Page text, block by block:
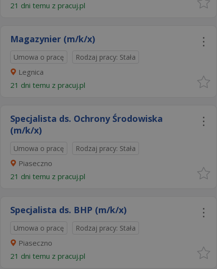
21 dni temu z pracuj.pl
Magazynier (m/k/x)
Umowa o pracę Rodzaj pracy: Stała
Legnica
21 dni temu z pracuj.pl
Specjalista ds. Ochrony Środowiska
(m/k/x)
Umowa o pracę Rodzaj pracy: Stała
Piaseczno
21 dni temu z pracuj.pl
Specjalista ds. BHP (m/k/x)
Umowa o pracę Rodzaj pracy: Stała
Piaseczno
21 dni temu z pracuj.pl